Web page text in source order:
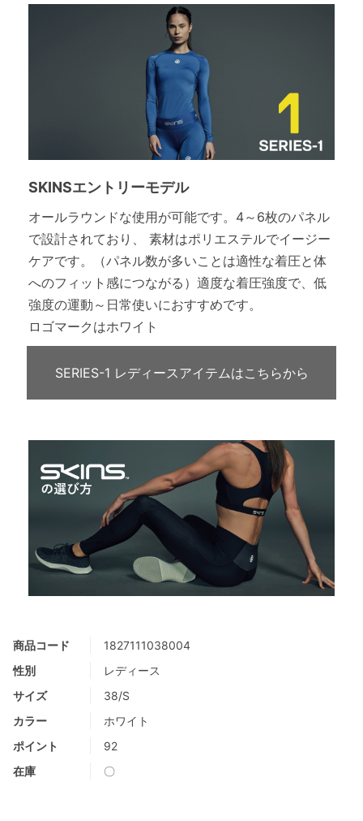
商品コード
1827111038004
性別
レディース
サイズ
38/S
カラー
ホワイト
ポイント
92
在庫
〇
SKINSエントリーモデル
オールラウンドな使用が可能です。4～6枚のパネル
で設計されており、 素材はポリエステルでイージー
ケアです。（パネル数が多いことは適性な着圧と体
へのフィット感につながる）適度な着圧強度で、低
強度の運動～日常使いにおすすめです。
ロゴマークはホワイト
SERIES-1 レディースアイテムはこちらから